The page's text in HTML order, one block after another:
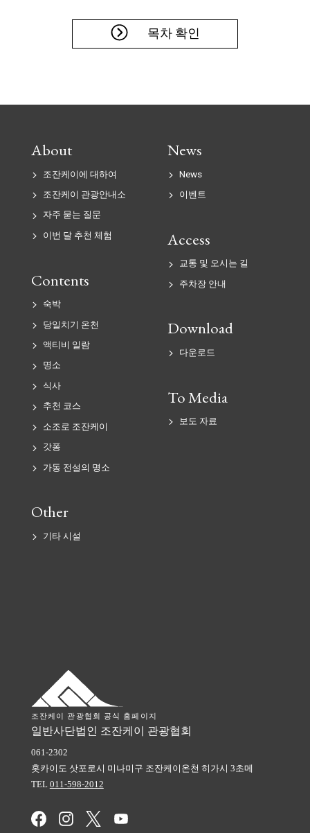
목차 확인
About
조잔케이에 대하여
조잔케이 관광안내소
자주 묻는 질문
이번 달 추천 체험
News
News
이벤트
Access
교통 및 오시는 길
주차장 안내
Contents
숙박
당일치기 온천
액티비 일람
명소
식사
추천 코스
소조로 조잔케이
갓퐁
가동 전설의 명소
Download
다운로드
To Media
보도 자료
Other
기타 시설
조잔케이 관광협회 공식 홈페이지
일반사단법인 조잔케이 관광협회
061-2302
홋카이도 삿포로시 미나미구 조잔케이온천 히가시 3초메
TEL 011-598-2012